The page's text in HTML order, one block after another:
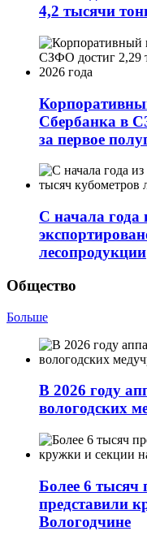
4,2 тысячи
Сбербанка в
за первое
С начала года
лесопродукции
Общество
Больше
В 2026 году
вологодских
Более 6 тысяч
представили
Вологодчине